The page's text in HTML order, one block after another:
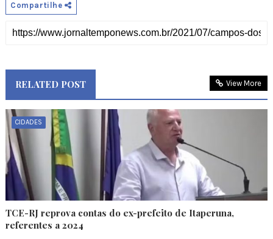
Compartilhe
RELATED POST View More
CIDADES
TCE-RJ reprova contas do ex-prefeito de Itaperuna,
referentes a 2024